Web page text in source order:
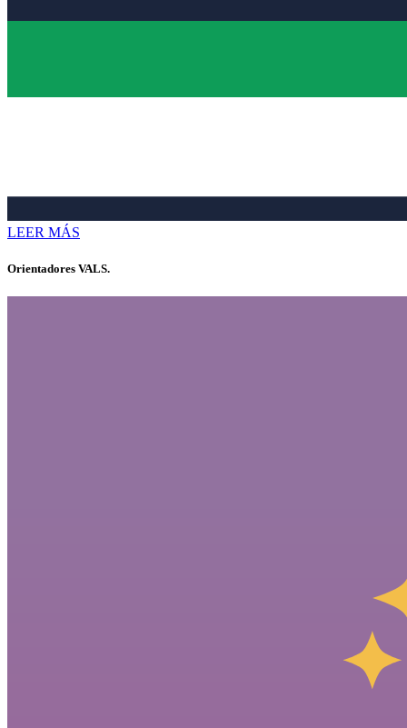
LEER MÁS
Orientadores VALS.